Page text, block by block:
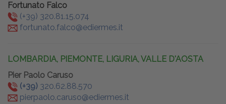
Fortunato Falco
(+39) 320.81.15.074
fortunato.falco@ediermes.it
LOMBARDIA, PIEMONTE, LIGURIA, VALLE D'AOSTA
Pier Paolo Caruso
(+39) 320.62.88.570
pierpaolo.caruso@ediermes.it